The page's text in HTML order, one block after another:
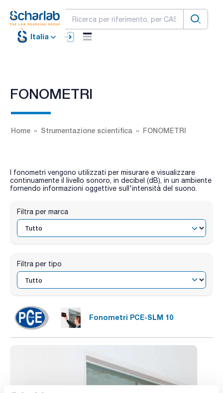
Italia
FONOMETRI
Home Strumentazione scientifica FONOMETRI
I fonometri vengono utilizzati per misurare e visualizzare
continuamente il livello sonoro, in decibel (dB), in un ambiente
fornendo informazioni oggettive sull'intensità del suono.
Filtra per marca
Filtra per tipo
Fonometri PCE-SLM 10